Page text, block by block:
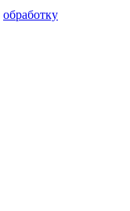
обработку